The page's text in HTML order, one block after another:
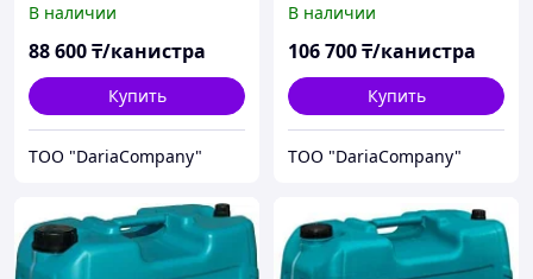
В наличии
88 600₸/канистра
Купить
TOO "DariaCompany"
В наличии
106 700₸/канистра
Купить
TOO "DariaCompany"